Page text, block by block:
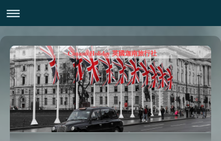
Canaan Holiday 英國迦南旅行社